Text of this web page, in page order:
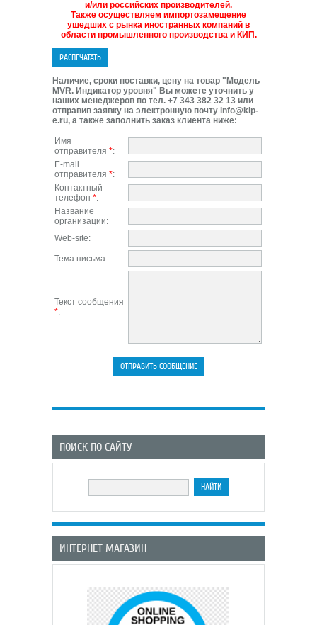
и/или российских производителей.
Также осуществляем импортозамещение
ушедших с рынка иностранных компаний в
области промышленного производства и КИП.
Наличие, сроки поставки, цену на товар "Модель
MVR. Индикатор уровня" Вы можете уточнить у
наших менеджеров по тел. +7 343 382 32 13 или
отправив заявку на электронную почту info@kip-
e.ru, а также заполнить заказ клиента ниже:
Имя
отправителя *:
E-mail
отправителя *:
Контактный
телефон *:
Название
организации:
Web-site:
Тема письма:
Текст сообщения
*:
ПОИСК ПО САЙТУ
ИНТЕРНЕТ МАГАЗИН